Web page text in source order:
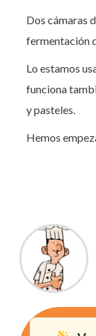
Dos cámaras
fermentación
Lo estamos
funciona
y pasteles.
Hemos